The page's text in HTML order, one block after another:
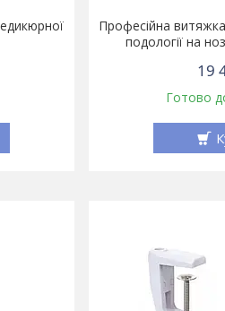
Професійна
подології на
19
Готово